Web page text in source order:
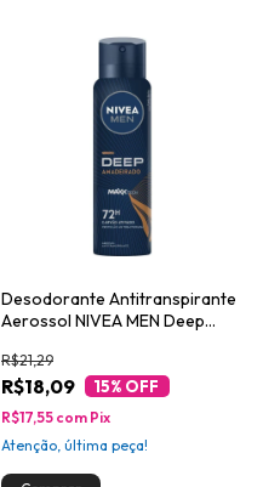
Desodorante Antitranspirante
Aerossol NIVEA MEN Deep
R$18,09
R$21,29
15% OFF
R$17,55 com Pix
Atenção, última peça!